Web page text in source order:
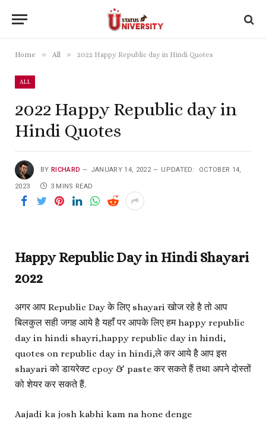
Home » All » 2022 Happy Republic day in Hindi Quotes
ALL
2022 Happy Republic day in
Hindi Quotes
BY RICHARD JANUARY 14, 2022 UPDATED: OCTOBER 14,
2023 3 MINS READ
Happy Republic Day in Hindi Shayari
2022
अगर आप Republic Day के लिए shayari खोज रहे है तो आप
बिलकुल सही जगह आये है यहाँ पर आपके लिए हम happy republic
day in hindi shayri,happy republic day in hindi,
quotes on republic day in hindi,ले कर आये है आप इस
shayari को डायरेक्ट cpoy & paste कर सकते हैं तथा अपने दोस्तों
को शेयर कर सकते हैं.
Aajadi ka josh kabhi kam na hone denge